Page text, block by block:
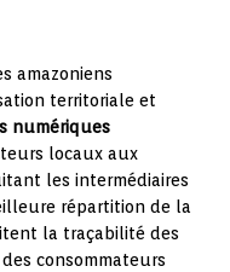
amazoniens
territoriale et
numériques
locaux aux
les intermédiaires
répartition de la
la traçabilité des
consommateurs